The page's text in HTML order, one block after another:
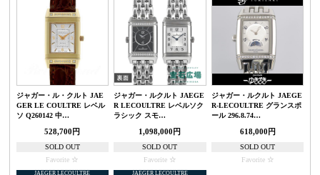
ジャガー・ル・クルト JAE
GER LE COULTRE レベル
ソ Q260142 中…
528,700円
SOLD OUT
Favorite
ジャガー・ルクルト JAEGE
R LECOULTRE レベルソク
ラシック スモ…
1,098,000円
SOLD OUT
Favorite
ジャガー・ルクルト JAEGE
R-LECOULTRE グランスポ
ール 296.8.74…
618,000円
SOLD OUT
Favorite
JAEGER LECOULTRE JAEGER LECOULTRE